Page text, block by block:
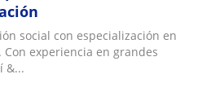
social con especialización en
experiencia en grandes
&...